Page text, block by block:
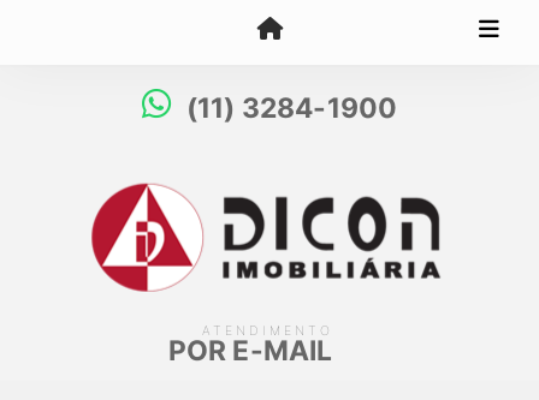
(11) 3284-1900
ATENDIMENTO
POR E-MAIL